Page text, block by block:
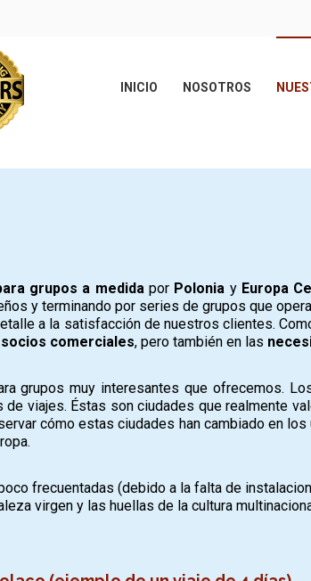
INICIO NOSOTROS
grupos a medida por Polonia y Europa
y terminando por series de grupos que
a la satisfacción de nuestros clientes.
socios comerciales, pero también en las
grupos muy interesantes que ofrecemos.
viajes. Éstas son ciudades que realmente
cómo estas ciudades han cambiado en
frecuentadas (debido a la falta de
virgen y las huellas de la cultura